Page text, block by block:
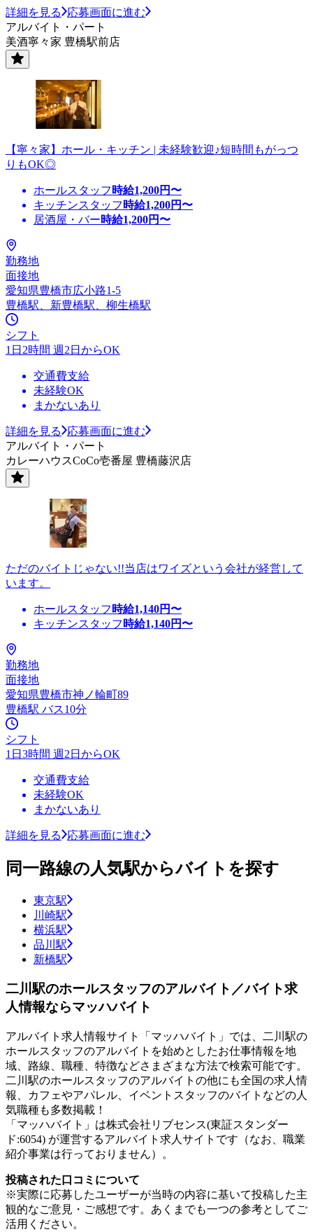
詳細を見る
応募画面に進む
アルバイト・パート
美酒寧々家 豊橋駅前店
【寧々家】ホール・キッチン | 未経験歓迎♪短時間もがっつ
りもOK◎
ホールスタッフ 時給1,200円〜
キッチンスタッフ 時給1,200円〜
居酒屋・バー時給1,200円〜
勤務地
面接地
愛知県豊橋市広小路1-5
豊橋駅、新豊橋駅、柳生橋駅
シフト
1日2時間 週2日からOK
交通費支給
未経験OK
まかないあり
詳細を見る
応募画面に進む
アルバイト・パート
カレーハウスCoCo壱番屋 豊橋藤沢店
ただのバイトじゃない!!当店はワイズという会社が経営して
います。
ホールスタッフ 時給1,140円〜
キッチンスタッフ 時給1,140円〜
勤務地
面接地
愛知県豊橋市神ノ輪町89
豊橋駅 バス10分
シフト
1日3時間 週2日からOK
交通費支給
未経験OK
まかないあり
詳細を見る 応募画面に進む
同一路線の人気駅からバイトを探す
東京駅
川崎駅
横浜駅
品川駅
新橋駅
二川駅のホールスタッフのアルバイト／バイト求
人情報ならマッハバイト
アルバイト求人情報サイト「マッハバイト」では、二川駅の
ホールスタッフのアルバイトを始めとしたお仕事情報を地
域、路線、職種、特徴などさまざまな方法で検索可能です。
二川駅のホールスタッフのアルバイトの他にも全国の求人情
報、カフェやアパレル、イベントスタッフのバイトなどの人
気職種も多数掲載！
「マッハバイト」は株式会社リブセンス(東証スタンダー
ド:6054) が運営するアルバイト求人サイトです（なお、職業
紹介事業は行っておりません）。
投稿された口コミについて
※実際に応募したユーザーが当時の内容に基いて投稿した主
観的なご意見・ご感想です。あくまでも一つの参考としてご
活用ください。